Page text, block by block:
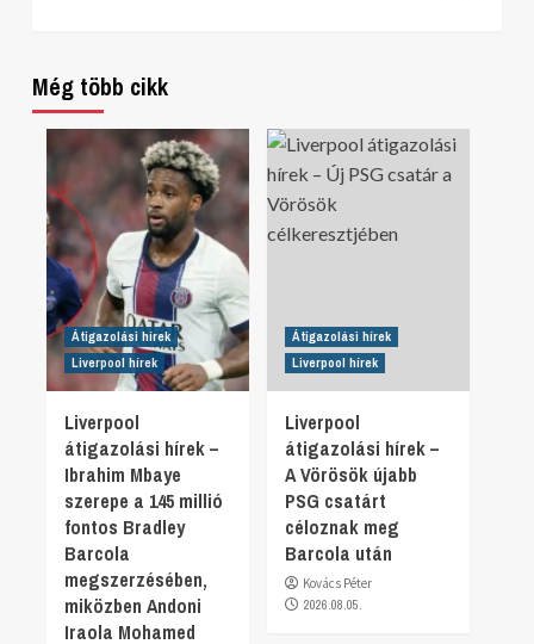
Még több cikk
Átigazolási hírek
Liverpool hírek
Liverpool
átigazolási hírek –
Ibrahim Mbaye
szerepe a 145 millió
fontos Bradley
Barcola
megszerzésében,
miközben Andoni
Iraola Mohamed
Átigazolási hírek
Liverpool hírek
Liverpool
átigazolási hírek –
A Vörösök újabb
PSG csatárt
céloznak meg
Barcola után
Kovács Péter
2026.08.05.